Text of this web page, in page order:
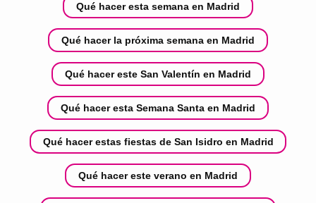
Qué hacer esta semana en Madrid
Qué hacer la próxima semana en Madrid
Qué hacer este San Valentín en Madrid
Qué hacer esta Semana Santa en Madrid
Qué hacer estas fiestas de San Isidro en Madrid
Qué hacer este verano en Madrid